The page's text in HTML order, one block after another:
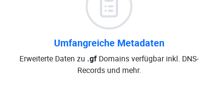
Umfangreiche Metadaten
Erweiterte Daten zu .gf Domains verfügbar inkl. DNS-
Records und mehr.